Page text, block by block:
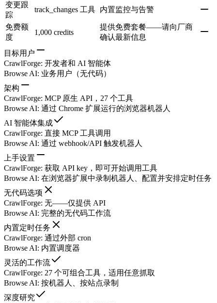
变更跟
踪
track_changes 工具 内置监控与告警
免费额
度
1,000 credits
提供免费套餐——请向厂商
确认最新信息
目标用户
CrawlForge: 开发者和 AI 智能体
Browse AI: 业务用户（无代码）
架构
CrawlForge: MCP 原生 API，27 个工具
Browse AI: 通过 Chrome 扩展运行的浏览器机器人
AI 智能体集成
CrawlForge: 直接 MCP 工具调用
Browse AI: 通过 webhook/API 触发机器人
上手设置
CrawlForge: 获取 API key，即可开始调用工具
Browse AI: 在浏览器扩展中录制机器人、配置并安排定时任务
无代码选项
CrawlForge: 无——仅提供 API
Browse AI: 完整的无代码工作流
内置定时任务
CrawlForge: 通过外部 cron
Browse AI: 内置调度器
灵活的工作流
CrawlForge: 27 个可组合工具，适用任意抓取
Browse AI: 按机器人、按站点录制
深度研究